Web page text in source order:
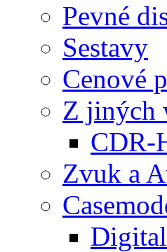
Pevné
Sestavy
Cenové
Z jiných
CDR-
Zvuk a